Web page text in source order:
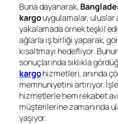
Buna dayanarak,
kargouygulamalar, uluslar
yakalamada örnek teşkil
ağlarla iş birliği yaparak,
kısaltmayı hedefliyor.
sonuçlarında sıklıkla
kargohizmetleri, anında
memnuniyetini artırıyor.
hizmetlerle hem rekabet
müşterilerine zamanında
yaşıyor.